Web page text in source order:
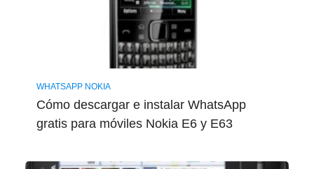
WHATSAPP NOKIA
Cómo descargar e instalar WhatsApp
gratis para móviles Nokia E6 y E63